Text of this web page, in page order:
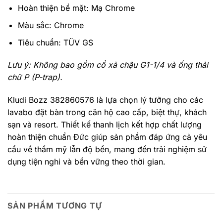
Hoàn thiện bề mặt: Mạ Chrome
Màu sắc: Chrome
Tiêu chuẩn: TÜV GS
Lưu ý: Không bao gồm cổ xả chậu G1-1/4 và ống thải
chữ P (P-trap).
Kludi Bozz 382860576 là lựa chọn lý tưởng cho các
lavabo đặt bàn trong căn hộ cao cấp, biệt thự, khách
sạn và resort. Thiết kế thanh lịch kết hợp chất lượng
hoàn thiện chuẩn Đức giúp sản phẩm đáp ứng cả yêu
cầu về thẩm mỹ lẫn độ bền, mang đến trải nghiệm sử
dụng tiện nghi và bền vững theo thời gian.
SẢN PHẨM TƯƠNG TỰ